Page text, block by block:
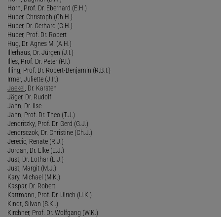
Horn, Prof. Dr. Eberhard (E.H.)
Huber, Christoph (Ch.H.)
Huber, Dr. Gerhard (G.H.)
Huber, Prof. Dr. Robert
Hug, Dr. Agnes M. (A.H.)
Illerhaus, Dr. Jürgen (J.I.)
Illes, Prof. Dr. Peter (P.I.)
Illing, Prof. Dr. Robert-Benjamin (R.B.I.)
Irmer, Juliette (J.Ir.)
Jaekel , Dr. Karsten
Jäger, Dr. Rudolf
Jahn, Dr. Ilse
Jahn, Prof. Dr. Theo (T.J.)
Jendritzky, Prof. Dr. Gerd (G.J.)
Jendrsczok, Dr. Christine (Ch.J.)
Jerecic, Renate (R.J.)
Jordan, Dr. Elke (E.J.)
Just, Dr. Lothar (L.J.)
Just, Margit (M.J.)
Kary, Michael (M.K.)
Kaspar, Dr. Robert
Kattmann, Prof. Dr. Ulrich (U.K.)
Kindt, Silvan (S.Ki.)
Kirchner, Prof. Dr. Wolfgang (W.K.)